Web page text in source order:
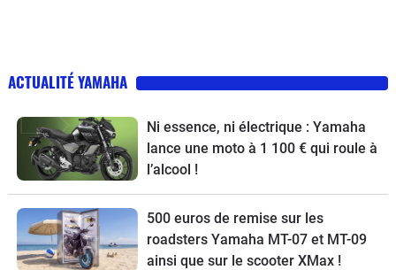
ACTUALITÉ YAMAHA
Ni essence, ni électrique : Yamaha
lance une moto à 1 100 € qui roule à
l’alcool !
500 euros de remise sur les
roadsters Yamaha MT-07 et MT-09
ainsi que sur le scooter XMax !